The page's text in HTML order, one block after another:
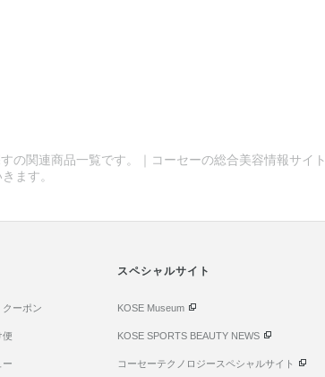
の関連商品一覧です。｜コーセーの総合美容情報サ
ます。
クーポン
便
ー
スペシャルサイト
KOSE Museum
KOSE SPORTS BEAUTY NEWS
コーセーテクノロジースペシャルサイト